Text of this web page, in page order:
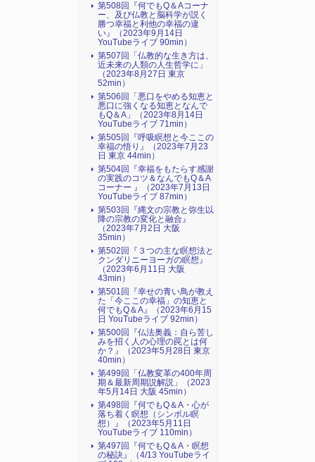
第508回『何でもQ＆Aコーナ
ー、及び仏教と脳科学が説く
勝つ幸福と利他の幸福の違
い』（2023年9月14日
YouTubeライブ 90min）
第507回「仏教的な生き方は、
近未来の人類の人生哲学に」
（2023年8月27日 東京
52min）
第506回「悪口をやめる知恵と
悪口に強くなる知恵となんで
もQ＆A」（2023年8月14日
YouTubeライブ 71min）
第505回『呼吸瞑想と今ここの
幸福の悟り』（2023年7月23
日 東京 44min）
第504回『幸福をもたらす感謝
の実践のコツ＆なんでもQ＆A
コーナー 』（2023年7月13日
YouTubeライブ 87min）
第503回『縄文の宗教と弥生以
降の宗教の変化と融合』
（2023年7月2日 大阪
35min）
第502回『３つの主な瞑想法と
クンダリニーヨーガの瞑想』
（2023年6月11日 大阪
43min）
第501回『幸せの青い鳥が教え
た「今ここの幸福」の知恵と
何でもQ＆A』（2023年6月15
日 YouTubeライブ 92min）
第500回『仏法奥義：自ら苦し
みを招く人の心理の罠とは何
か？』（2023年5月28日 東京
40min）
第499回「仏教変革の400年周
期＆最新周期説解説」（2023
年5月14日 大阪 45min）
第498回『何でもQ＆A・心が
落ち着く瞑想（シンボル瞑
想）』（2023年5月11日
YouTubeライブ 110min）
第497回『何でもQ＆A・瞑想
の秘訣』（4/13 YouTubeライ